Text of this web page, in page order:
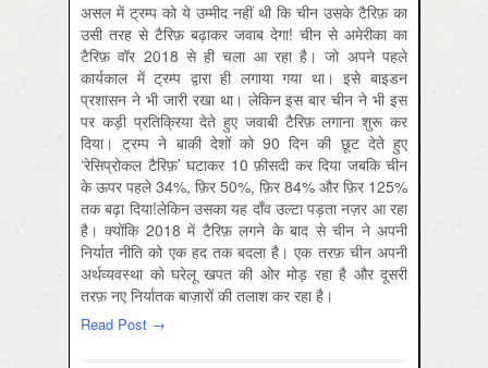
असल में ट्रम्प को ये उम्मीद नहीं थी कि चीन उसके टैरिफ़ का
उसी तरह से टैरिफ़ बढ़ाकर जवाब देगा! चीन से अमेरीका का
टैरिफ़ वॉर 2018 से ही चला आ रहा है। जो अपने पहले
कार्यकाल में ट्रम्प द्वारा ही लगाया गया था। इसे बाइडन
प्रशासन ने भी जारी रखा था। लेकिन इस बार चीन ने भी इस
पर कड़ी प्रतिक्रिया देते हुए जवाबी टैरिफ़ लगाना शुरू कर
दिया। ट्रम्प ने बाकी देशों को 90 दिन की छूट देते हुए
‘रेसिप्रोकल टैरिफ़’ घटाकर 10 फ़ीसदी कर दिया जबकि चीन
के ऊपर पहले 34%, फ़िर 50%, फ़िर 84% और फ़िर 125%
तक बढ़ा दिया!लेकिन उसका यह दाँव उल्टा पड़ता नज़र आ रहा
है। क्योंकि 2018 में टैरिफ़ लगने के बाद से चीन ने अपनी
निर्यात नीति को एक हद तक बदला है। एक तरफ़ चीन अपनी
अर्थव्यवस्था को घरेलू खपत की ओर मोड़ रहा है और दूसरी
तरफ़ नए निर्यातक बाज़ारों की तलाश कर रहा है।
Read Post →